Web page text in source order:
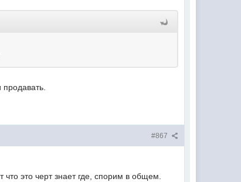
#867
это черт знает где, спорим в общем.